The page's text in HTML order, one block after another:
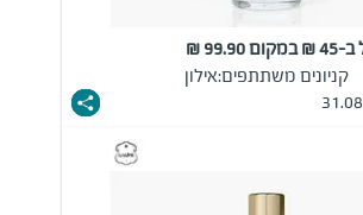
קניונים משתתפים:אילון